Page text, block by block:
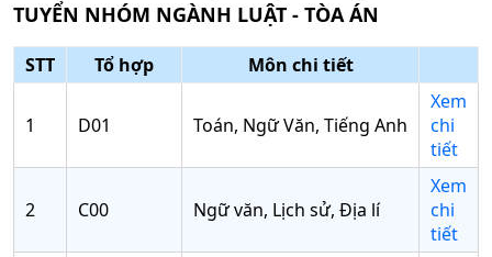
TUYỂN NHÓM NGÀNH LUẬT - TÒA ÁN
STT Tổ hợp Môn chi tiết
1 D01 Toán, Ngữ Văn, Tiếng Anh
Xem
chi
tiết
2 C00 Ngữ văn, Lịch sử, Địa lí
Xem
chi
tiết